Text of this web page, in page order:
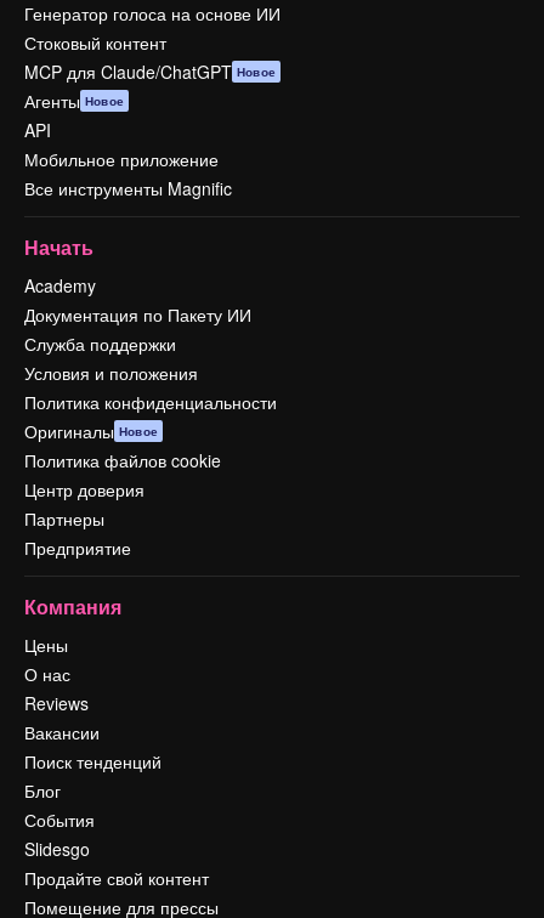
Генератор голоса на основе ИИ
Стоковый контент
MCP для Claude/ChatGPT Новое
Агенты Новое
API
Мобильное приложение
Все инструменты Magnific
Начать
Academy
Документация по Пакету ИИ
Служба поддержки
Условия и положения
Политика конфиденциальности
Оригиналы Новое
Политика файлов cookie
Центр доверия
Партнеры
Предприятие
Компания
Цены
О нас
Reviews
Вакансии
Поиск тенденций
Блог
События
Slidesgo
Продайте свой контент
Помещение для прессы